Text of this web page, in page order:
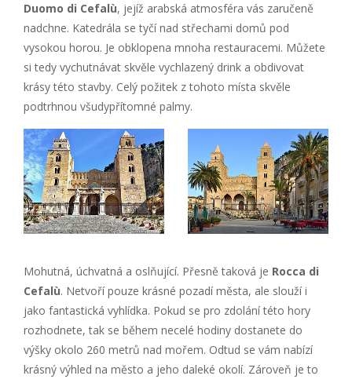
Duomo di Cefalù, jejíž arabská atmosféra vás zaručeně
nadchne. Katedrála se tyčí nad střechami domů pod
vysokou horou. Je obklopena mnoha restauracemi. Můžete
si tedy vychutnávat skvěle vychlazený drink a obdivovat
krásy této stavby. Celý požitek z tohoto místa skvěle
podtrhnou všudypřítomné palmy.
Mohutná, úchvatná a oslňující. Přesně taková je Rocca di
Cefalù. Netvoří pouze krásné pozadí města, ale slouží i
jako fantastická vyhlídka. Pokud se pro zdolání této hory
rozhodnete, tak se během necelé hodiny dostanete do
výšky okolo 260 metrů nad mořem. Odtud se vám nabízí
krásný výhled na město a jeho daleké okolí. Zároveň je to